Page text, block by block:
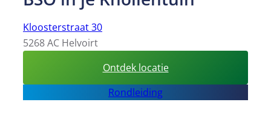
Kloosterstraat 30
5268 AC Helvoirt
Ontdek locatie:
BSO in
je
Rondleiding